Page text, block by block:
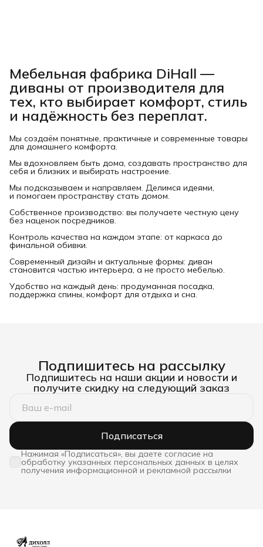
Мебельная фабрика DiHall —
диваны от производителя для
тех, кто выбирает комфорт, стиль
и надёжность без переплат.
Мы создаём понятные, практичные и современные товары
для домашнего комфорта.
Мы вдохновляем быть дома, создавать пространство для
себя и близких и выбирать настроение.
Мы подсказываем и направляем. Делимся идеями,
и помогаем пространству стать домом.
Собственное производство: вы получаете честную цену
без наценок посредников.
Контроль качества на каждом этапе: от каркаса до
финальной обивки.
Современный дизайн и актуальные формы: диван
становится частью интерьера, а не просто мебелью.
Удобство на каждый день: продуманная посадка,
поддержка спины, комфорт для отдыха и сна.
Подпишитесь на рассылку
Подпишитесь на наши акции и новости и
получите скидку на следующий заказ
Подписаться
Нажимая «Подписаться», вы даете согласие на
обработку указанных персональных данных в целях
получения информационной и рекламной рассылки